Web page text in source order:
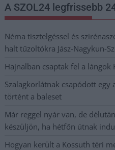
A SZOL24 legfrissebb
Néma tisztelgéssel és
halt tűzoltókra Jász-Nagykun-
Hajnalban csaptak fel a lángok
Szalagkorlátnak csapódott egy
történt a baleset
Már reggel nyár van, de
készüljön, ha hétfőn útnak
Hogyan került a Kossuth téri